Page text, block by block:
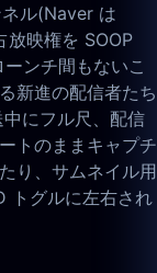
ル(Naver は
映権を SOOP
ンチ間もないこ
新進の配信者たち
にフル尺、配信
トのままキャプチ
り、サムネイル用
トグルに左右され